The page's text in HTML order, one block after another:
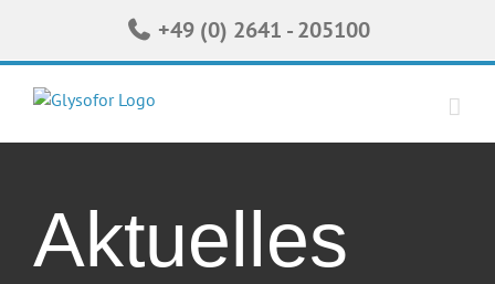
springen
+49 (0) 2641 - 205100
Aktuelles